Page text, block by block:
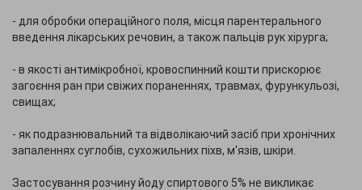
- для обробки операційного поля, місця парентерального
введення лікарських речовин, а також пальців рук хірурга;
- в якості антимікробної, кровоспинний кошти прискорює
загоєння ран при свіжих пораненнях, травмах, фурункульозі,
свищах;
- як подразнювальний та відволікаючий засіб при хронічних
запаленнях суглобів, сухожильних піхв, м'язів, шкіри.
Застосування розчину йоду спиртового 5% не викликає